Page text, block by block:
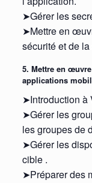
➤Gérer les
➤Mettre en
sécurité et de
5. Mettre en
applications
➤Introduction à
➤Gérer les
les groupes de
➤Gérer les
cible .
➤Préparer des